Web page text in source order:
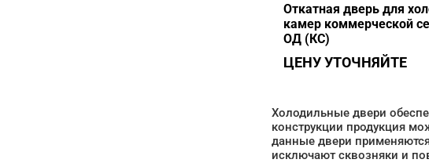
Откатная дверь для
камер коммерческой
ОД (КС)
ЦЕНУ УТОЧНЯЙТЕ
Холодильные двери
конструкции продукция
данные двери
исключают сквозняки и